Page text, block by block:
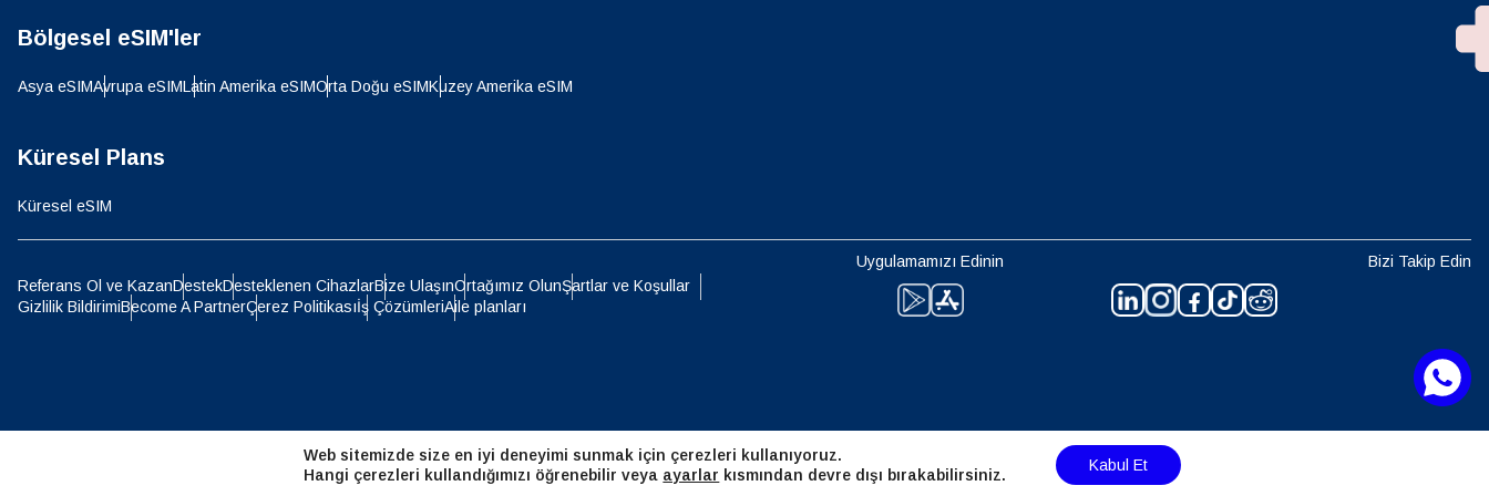
Bölgesel eSIM'ler
Asya eSIMAvrupa eSIMLatin Amerika eSIMOrta Doğu eSIMKuzey Amerika eSIM
Küresel Plans
Küresel eSIM
Referans Ol ve KazanDestekDesteklenen CihazlarBize UlaşınOrtağımız OlunŞartlar ve Koşullar
Gizlilik BildirimiBecome A PartnerÇerez Politikasıİş ÇözümleriAile planları
Uygulamamızı Edinin Bizi Takip Edin
Polski
简体中文 繁體中文
CAD - Kanada Doları GBP - İngiliz Sterlini
CHF - İsviçre Frangı NZD - Yeni Zelanda Doları
Web sitemizde size en iyi deneyimi sunmak için çerezleri kullanıyoruz.
Hangi çerezleri kullandığımızı öğrenebilir veya ayarlar kısmından devre dışı bırakabilirsiniz.
Kabul Et